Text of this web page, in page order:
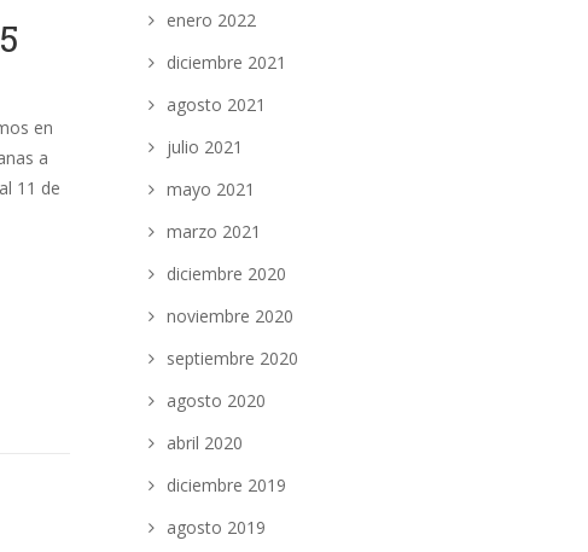
en
a
11 de
enero 2022
diciembre 2021
agosto 2021
julio 2021
mayo 2021
marzo 2021
diciembre 2020
noviembre 2020
septiembre 2020
agosto 2020
abril 2020
diciembre 2019
agosto 2019